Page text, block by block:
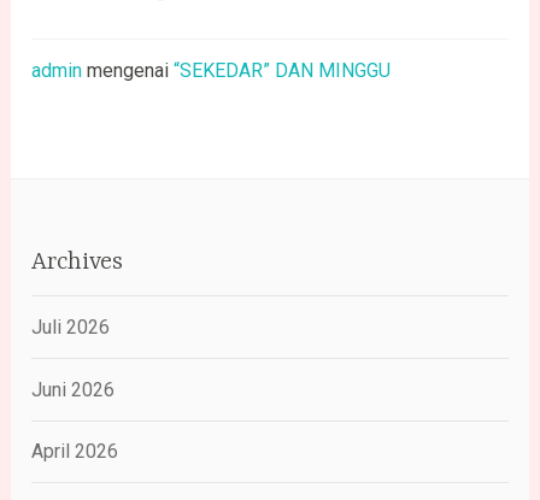
admin mengenai“SEKEDAR” DAN MINGGU
Archives
Juli 2026
Juni 2026
April 2026